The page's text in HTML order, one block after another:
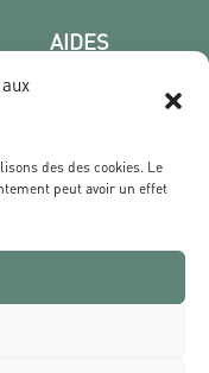
des des cookies. Le
peut avoir un effet
AIDES